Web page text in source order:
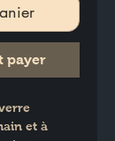
payer
et à